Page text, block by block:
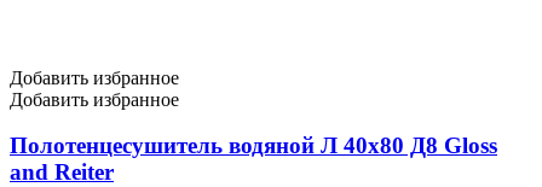
Добавить избранное
Добавить избранное
Полотенцесушитель водяной Л 40х80 Д8 Gloss
and Reiter